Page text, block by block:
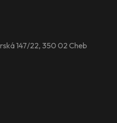
147/22, 350 02 Cheb